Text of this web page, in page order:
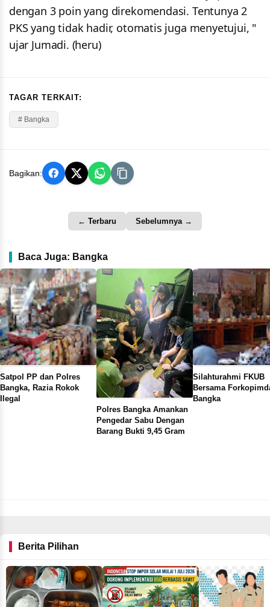
dengan 3 poin yang direkomendasi. Tentunya 2
PKS yang tidak hadir, otomatis juga menyetujui, "
ujar Jumadi. (heru)
TAGAR TERKAIT:
# Bangka
Bagikan:
← Terbaru Sebelumnya →
Baca Juga: Bangka
Satpol PP dan Polres
Bangka, Razia Rokok
Ilegal
Polres Bangka Amankan
Pengedar Sabu Dengan
Barang Bukti 9,45 Gram
Silahturahmi FKUB
Bersama
Bangka
Berita Pilihan